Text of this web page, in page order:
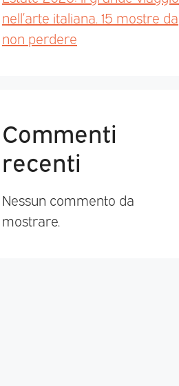
nell’arte italiana. 15 mostre da
non perdere
Commenti
recenti
Nessun commento da
mostrare.